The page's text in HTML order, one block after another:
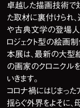
卓越した描画技術で
た取材に裏付けられ
や古典文学の登場人
ロジェクト型の絵画制
本展は、最新の大型
の画家のクロニクル
いきます。
コロナ禍にはじまっ
揺らぐ外界をよそに